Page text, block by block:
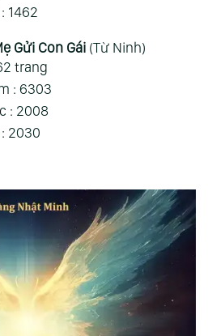
1462
Gửi Con Gái(Từ Ninh)
trang
: 6303
: 2008
2030